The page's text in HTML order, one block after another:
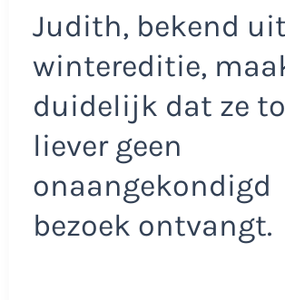
Judith, bekend
wintereditie,
duidelijk dat ze
liever geen
onaangekondigd
bezoek ontvangt.